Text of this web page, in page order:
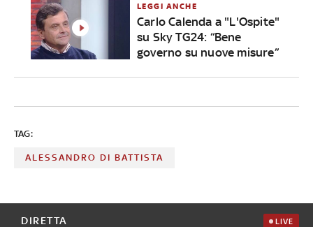
LEGGI ANCHE
Carlo Calenda a "L'Ospite"
su Sky TG24: “Bene
governo su nuove misure”
TAG:
ALESSANDRO DI BATTISTA
DIRETTA LIVE